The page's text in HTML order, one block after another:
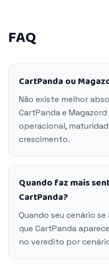
FAQ
CartPanda ou
Não existe melhor
CartPanda e
operacional,
crescimento.
Quando faz mais
CartPanda?
Quando seu cenário
que CartPanda
no veredito por